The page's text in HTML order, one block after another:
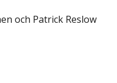
och Patrick Reslow